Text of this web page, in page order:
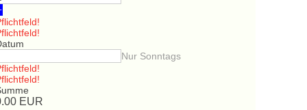
Nur Sonntags
EUR